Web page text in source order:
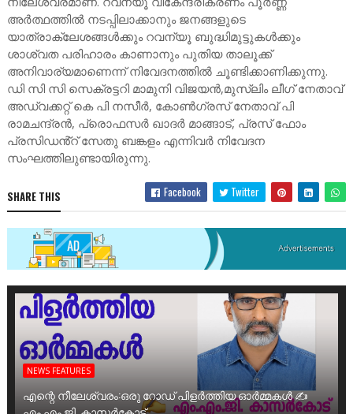
അർത്ഥത്തിൽ നടപ്പിലാക്കാനും ജനങ്ങളുടെ
യാത്രാക്ലേശങ്ങൾക്കും റവന്യൂ ബുദ്ധിമുട്ടുകൾക്കും
ശാശ്വത പരിഹാരം കാണാനും പുതിയ താലൂക്ക്
അനിവാര്യമാണെന്ന് നിവേദനത്തിൽ ചൂണ്ടിക്കാണിക്കുന്നു.
ഡി സി സി സെക്രട്ടറി മാമുനി വിജയൻ,മുസ്ലിം ലീഗ് നേതാവ്
അഡ്വക്കറ്റ് കെ പി നസീർ, കോൺഗ്രസ് നേതാവ് പി
രാമചന്ദ്രൻ, പ്രൊഫസർ ഖാദർ മാങ്ങാട്, പ്രസ് ഫോം
പ്രസിഡൻ്റ് സേതു ബങ്കളം എന്നിവർ നിവേദന
സംഘത്തിലുണ്ടായിരുന്നു.
SHARE THIS Facebook Twitter
NEWS FEATURES
എന്റെ നീലേശ്വരം:ഒരു റോഡ് പിളർത്തിയ ഓർമ്മകൾ ✍️